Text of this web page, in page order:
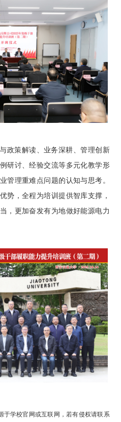
政策解读、业务深耕、管理创新
研讨、经验交流等多元化教学形
管理重难点问题的认知与思考。
势，全程为培训提供智库支撑，
，更加奋发有为地做好能源电力
于学校官网或互联网，若有侵权请联系